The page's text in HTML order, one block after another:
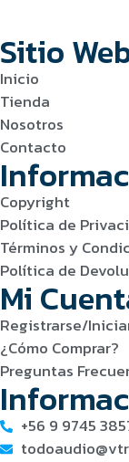
Sitio
Inicio
Tienda
Nosotros
Contacto
Copyright
Política de
Términos y
Política de
Mi
Registrarse/
¿Cómo Comprar?
Preguntas
+56 9 9745